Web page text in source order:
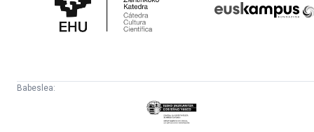
Katedra
Babeslea:
Eusko
Jaurlaritza